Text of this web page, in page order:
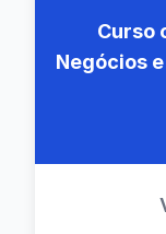
Curso
Negócios